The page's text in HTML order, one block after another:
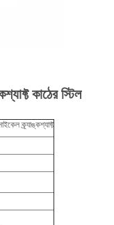
কাঠের স্টিল
ক্র্যাঙ্কশ্যাফ্ট